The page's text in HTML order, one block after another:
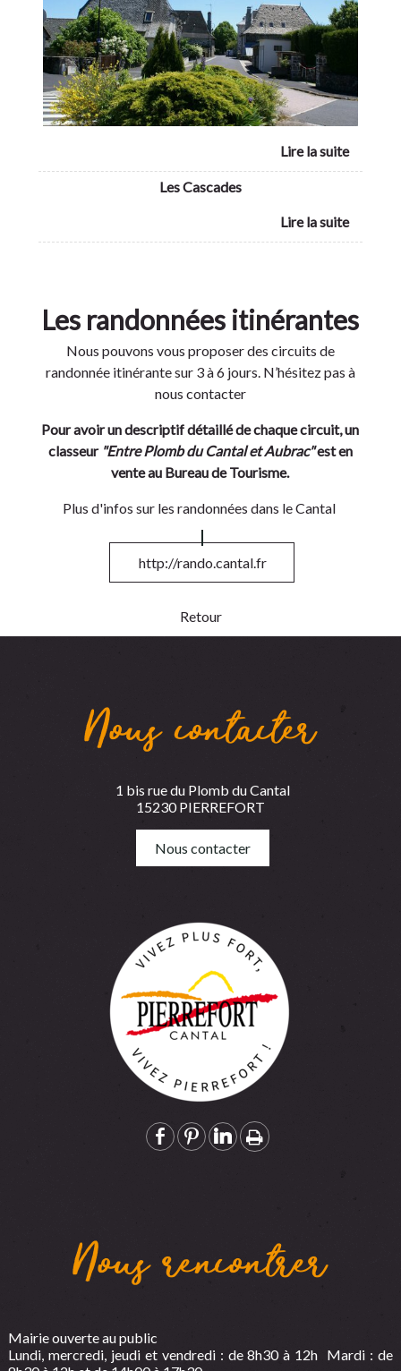
Les Cascades
Les randonnées itinérantes
Nous pouvons vous proposer des circuits de
randonnée itinérante sur 3 à 6 jours. N’hésitez pas à
nous contacter
Pour avoir un descriptif détaillé de chaque circuit, un
classeur "Entre Plomb du Cantal et Aubrac"est en
vente au Bureau de Tourisme.
Plus d'infos sur les randonnées dans le Cantal
http://rando.cantal.fr
Retour
Nous contacter
1 bis rue du Plomb du Cantal
15230 PIERREFORT
Nous contacter
Nous rencontrer
Mairie ouverte au public
Lundi, mercredi, jeudi et vendredi : de 8h30 à 12h Mardi : de